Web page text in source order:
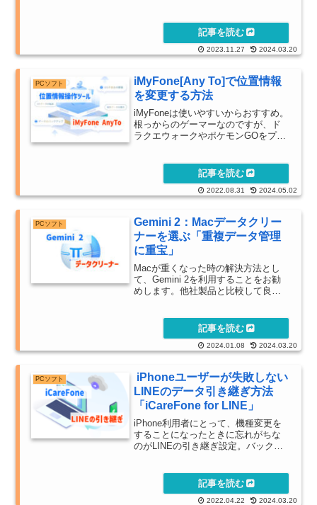
2023.11.27 2024.03.20
PCソフト
iMyFone[Any To]で位置情報
を変更する方法
iMyFoneは使いやすいからおすすめ。
根っからのゲーマーなのですが、ド
ラクエウォークやポケモンGOをプレ
2022.08.31 2024.05.02
PCソフト
Gemini 2：Macデータクリー
ナーを選ぶ「重複データ管理
に重宝」
Macが重くなった時の解決方法とし
て、Gemini 2を利用することをお勧
めします。他社製品と比較して良い
2024.01.08 2024.03.20
PCソフト
iPhoneユーザーが失敗しない
LINEのデータ引き継ぎ方法
「iCareFone for LINE」
iPhone利用者にとって、機種変更を
することになったときに忘れがちな
のがLINEの引き継ぎ設定。バックア
どんな設定が必要なのかまとめてみ
ました。
2022.04.22 2024.03.20